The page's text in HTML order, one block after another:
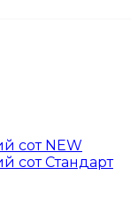
сот NEW
сот Стандарт